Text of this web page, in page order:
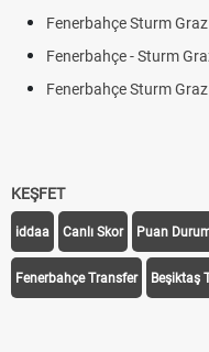
Fenerbahçe Sturm
Fenerbahçe - Sturm
Fenerbahçe Sturm
KEŞFET
iddaa Canlı Skor Puan
Fenerbahçe Transfer Beşiktaş